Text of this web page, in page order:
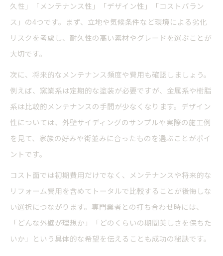
久性」「メンテナンス性」「デザイン性」「コストバラン
ス」の4つです。まず、立地や気候条件など環境による劣化
リスクを考慮し、耐久性の高い素材やグレードを選ぶことが
大切です。
次に、将来的なメンテナンス頻度や費用も確認しましょう。
例えば、窯業系は定期的な塗装が必要ですが、金属系や樹脂
系は比較的メンテナンスの手間が少なくなります。デザイン
性については、外壁サイディングのサンプルや実際の施工例
を見て、家族の好みや街並みに合ったものを選ぶことがポイ
ントです。
コスト面では初期費用だけでなく、メンテナンスや将来的な
リフォーム費用を含めてトータルで比較することが後悔しな
い選択につながります。専門業者との打ち合わせ時には、
「どんな外壁が理想か」「どのくらいの期間美しさを保ちた
いか」という具体的な希望を伝えることも成功の秘訣です。